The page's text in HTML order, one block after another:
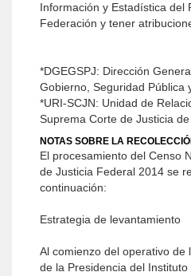
Información y Estadística del
Federación y tener
*DGEGSPJ: Dirección
Gobierno, Seguridad Pública
*URI-SCJN: Unidad de
Suprema Corte de Justicia
NOTAS SOBRE LA
El procesamiento del Censo
de Justicia Federal 2014 se
continuación:
Estrategia de levantamiento
Al comienzo del operativo de
de la Presidencia del